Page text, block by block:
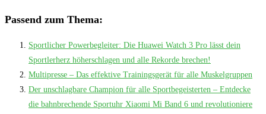
Passend zum Thema:
Sportlicher Powerbegleiter: Die Huawei Watch 3 Pro lässt dein
Sportlerherz höherschlagen und alle Rekorde brechen!
Multipresse – Das effektive Trainingsgerät für alle Muskelgruppen
Der unschlagbare Champion für alle Sportbegeisterten – Entdecke
die bahnbrechende Sportuhr Xiaomi Mi Band 6 und revolutioniere